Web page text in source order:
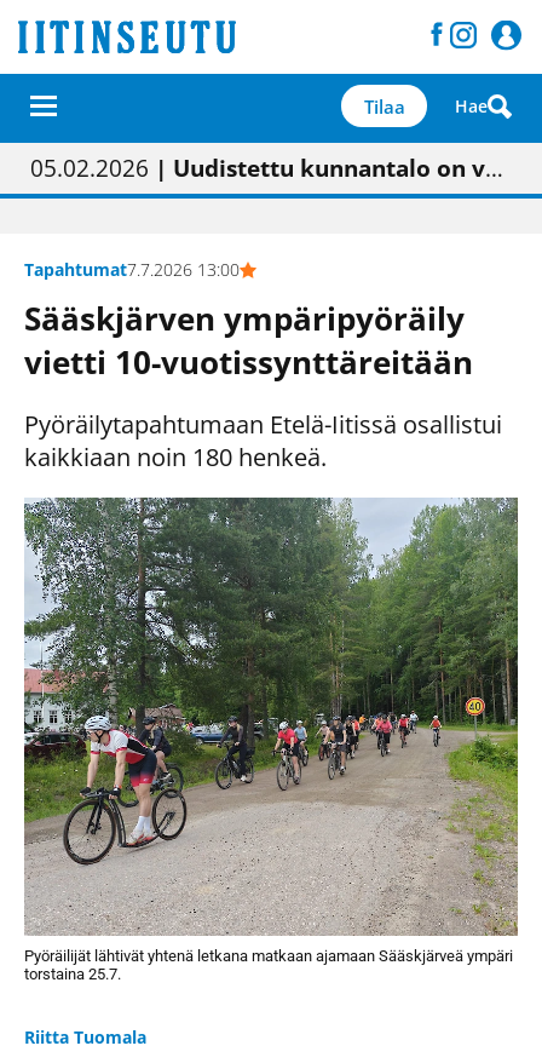
Tilaa Hae
01.02.2026 | Painon vaihtumisen pitäisi näkyä hieman parempana painojäljen laatuna lehdessä
05.02.2026 | Uudistettu kunnantalo on valoisa
23.04.2026 | “Olemme käynnistämässä uudelleen keskustavisiotyön”
09.05.2026| "Maalla on totuttu elämään omavaraisemmin kuin kaupungissa"
Tapahtumat7.7.2026 13:00
Sääskjärven ympäripyöräily
vietti 10-vuotissynttäreitään
Pyöräilytapahtumaan Etelä-Iitissä osallistui
kaikkiaan noin 180 henkeä.
Pyöräilijät lähtivät yhtenä letkana matkaan ajamaan Sääskjärveä ympäri
torstaina 25.7.
Riitta Tuomala